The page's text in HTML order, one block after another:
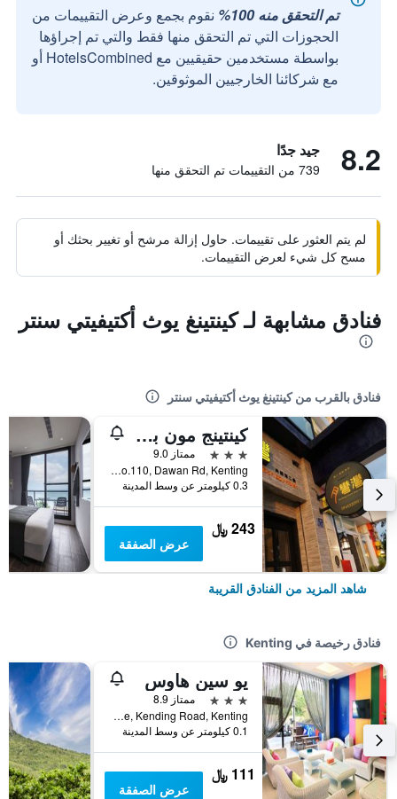
تم التحقق منه 100%
نقوم بجمع وعرض التقييمات من
الحجوزات التي تم التحقق منها فقط والتي تم إجراؤها
بواسطة مستخدمين حقيقيين مع HotelsCombined أو
مع شركائنا الخارجيين الموثوقين.
8.2 جيد جدًا
739 من التقييمات تم التحقق منها
لم يتم العثور على تقييمات. حاول إزالة مرشح أو تغيير بحثك أو
مسح كل شيء لعرض التقييمات.
فنادق مشابهة لـ كينتينغ يوث أكتيفيتي سنتر
فنادق بالقرب من كينتينغ يوث أكتيفيتي سنتر
كينتينج مون باي هوتل
3 نجوم
ممتاز 9.0
No.110, Dawan Rd, Kenting, تايوان
0.3 كيلومتر عن وسط المدينة
243 ﷼
عرض الصفقة
شاهد المزيد من الفنادق القريبة
فنادق رخيصة في Kenting
يو سين هاوس
3 نجوم
ممتاز 8.9
No.5 Heping Lane, Kending Road, Kenting, تايوان
0.1 كيلومتر عن وسط المدينة
111 ﷼
عرض الصفقة